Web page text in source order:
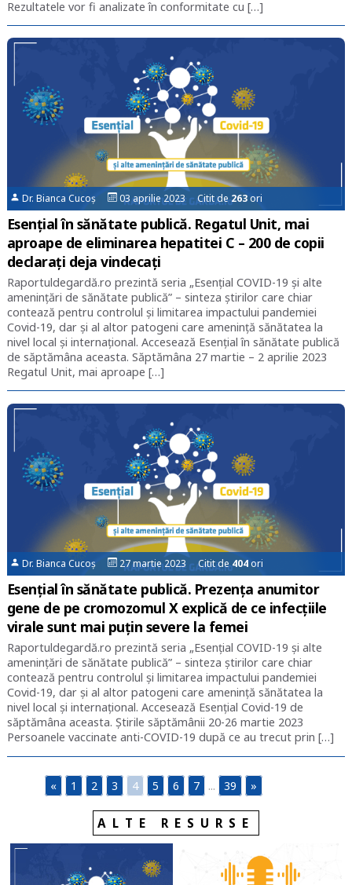
Rezultatele vor fi analizate în conformitate cu […]
Dr. Bianca Cucoș 03 aprilie 2023 Citit de263ori
Esențial în sănătate publică. Regatul Unit, mai
aproape de eliminarea hepatitei C – 200 de copii
declarați deja vindecați
Raportuldegardă.ro prezintă seria „Esențial COVID-19 și alte
amenințări de sănătate publică” – sinteza știrilor care chiar
contează pentru controlul și limitarea impactului pandemiei
Covid-19, dar și al altor patogeni care amenință sănătatea la
nivel local și internațional. Accesează Esențial în sănătate publică
de săptămâna aceasta. Săptămâna 27 martie – 2 aprilie 2023
Regatul Unit, mai aproape […]
Dr. Bianca Cucoș 27 martie 2023 Citit de404ori
Esențial în sănătate publică. Prezența anumitor
gene de pe cromozomul X explică de ce infecțiile
virale sunt mai puțin severe la femei
Raportuldegardă.ro prezintă seria „Esențial COVID-19 și alte
amenințări de sănătate publică” – sinteza știrilor care chiar
contează pentru controlul și limitarea impactului pandemiei
Covid-19, dar și al altor patogeni care amenință sănătatea la
nivel local și internațional. Accesează Esențial Covid-19 de
săptămâna aceasta. Știrile săptămânii 20-26 martie 2023
Persoanele vaccinate anti-COVID-19 după ce au trecut prin […]
« 1 2 3 4 5 6 7 ... 39 »
ALTE RESURSE